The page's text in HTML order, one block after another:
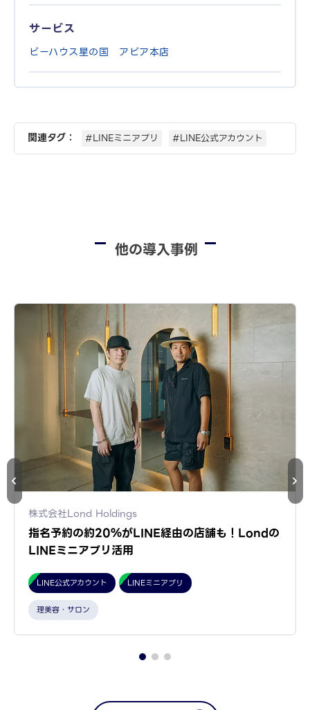
サービス
ビーハウス星の国 アピア本店
関連タグ： #LINEミニアプリ #LINE公式アカウント
他の導入事例
株式会社Lond Holdings
指名予約の約20％がLINE経由の店舗も！Londの
LINEミニアプリ活用
LINE公式アカウント LINEミニアプリ
理美容・サロン